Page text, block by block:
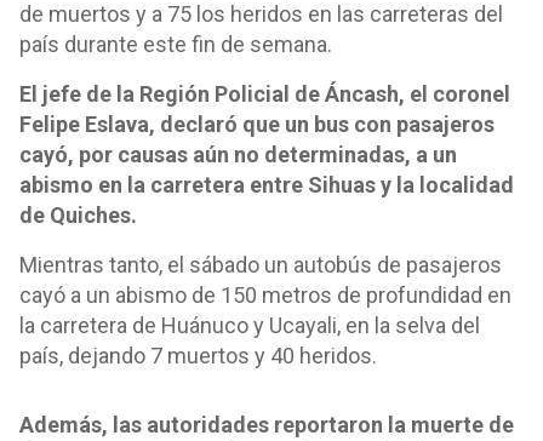
de muertos y a 75 los heridos en las carreteras del
país durante este fin de semana.
El jefe de la Región Policial de Áncash, el coronel
Felipe Eslava, declaró que un bus con pasajeros
cayó, por causas aún no determinadas, a un
abismo en la carretera entre Sihuas y la localidad
de Quiches.
Mientras tanto, el sábado un autobús de pasajeros
cayó a un abismo de 150 metros de profundidad en
la carretera de Huánuco y Ucayali, en la selva del
país, dejando 7 muertos y 40 heridos.
Además, las autoridades reportaron la muerte de